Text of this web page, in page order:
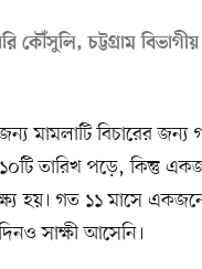
চট্টগ্রাম বিভাগীয়
মামলাটি বিচারের
তারিখ পড়ে, কিন্তু
হয়। গত ১১ মাসে
সাক্ষী আসেনি।